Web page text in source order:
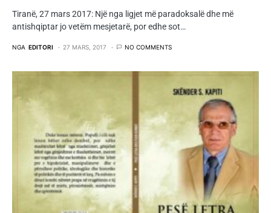
Tiranë, 27 mars 2017: Një nga ligjet më paradoksalë dhe më
antishqiptar jo vetëm mesjetarë, por edhe sot…
NGA EDITORI 27 MARS, 2017 NO COMMENTS